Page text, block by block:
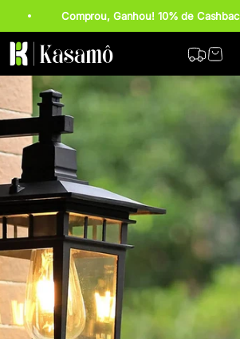
Comprou, Ganhou! 10% de
Kasamô Rastrear
Abrir